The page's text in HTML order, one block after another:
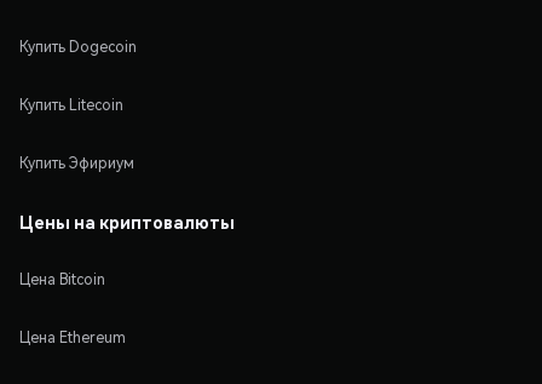
Купить Dogecoin
Купить Litecoin
Купить Эфириум
Цены на криптовалюты
Цена Bitcoin
Цена Ethereum